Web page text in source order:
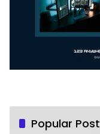
Popular